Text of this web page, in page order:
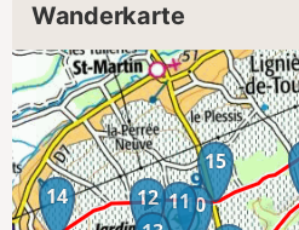
Wanderkarte
10
11
12
14
15